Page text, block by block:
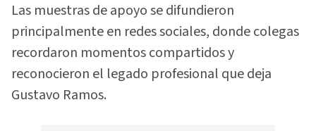
Las muestras de apoyo se difundieron
principalmente en redes sociales, donde colegas
recordaron momentos compartidos y
reconocieron el legado profesional que deja
Gustavo Ramos.